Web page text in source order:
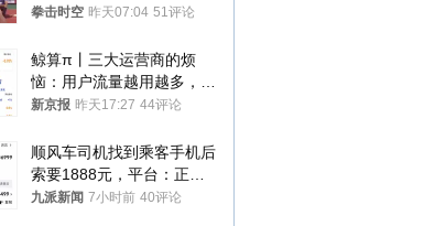
默不作声
拳击时空 昨天07:04 51评论
鲸算π丨三大运营商的烦
恼：用户流量越用越多，收
入却越来越少
新京报 昨天17:27 44评论
顺风车司机找到乘客手机后
索要1888元，平台：正和
司机沟通协商
九派新闻 7小时前 40评论